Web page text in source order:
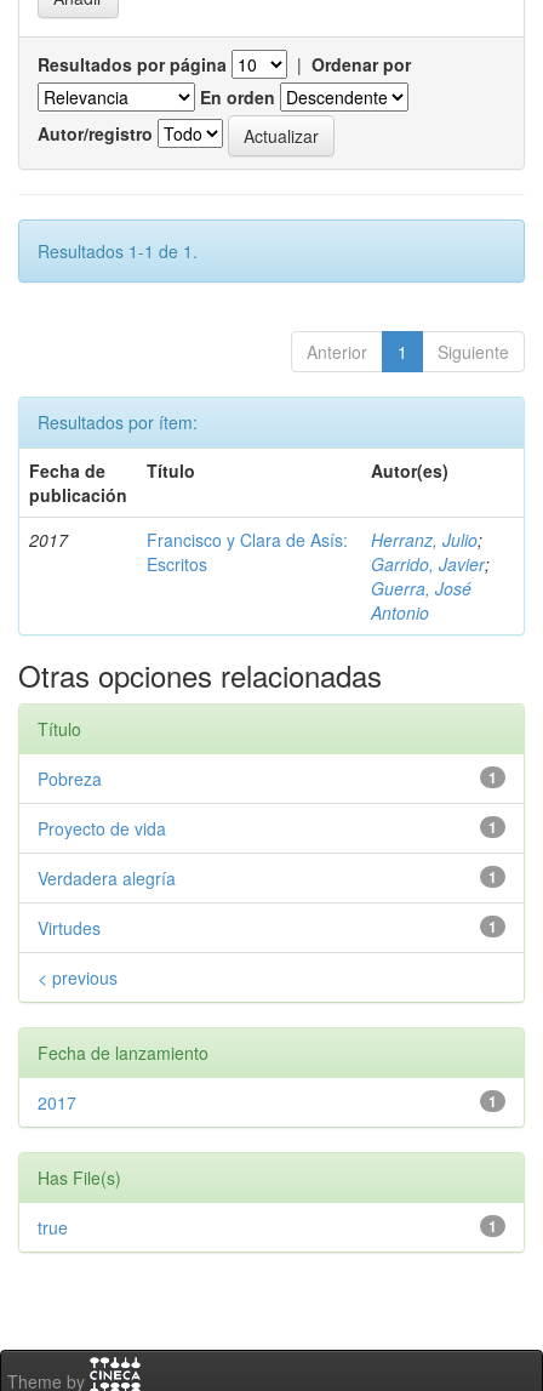
Resultados por página | Ordenar por
En orden
Autor/registro
Resultados 1-1 de 1.
Anterior 1 Siguiente
Resultados por ítem:
Fecha de
publicación
Título Autor(es)
2017
Francisco y Clara de Asís:
Escritos
Herranz, Julio;
Garrido, Javier;
Guerra, José
Antonio
Otras opciones relacionadas
Título
1
Pobreza
1
Proyecto de vida
1
Verdadera alegría
1
Virtudes
< previous
Fecha de lanzamiento
1
2017
Has File(s)
1
true
Theme by